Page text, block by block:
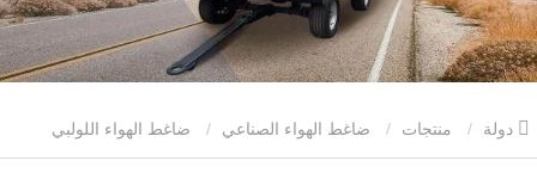
منتجات ضاغط الهواء الصناعي